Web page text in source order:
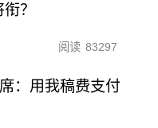
？
阅读 83297
：用我稿费支付